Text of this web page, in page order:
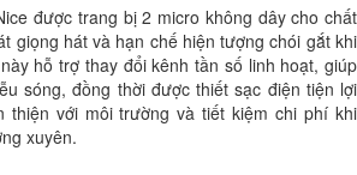
được trang bị 2 micro không dây cho chất
giọng hát và hạn chế hiện tượng chói gắt khi
hỗ trợ thay đổi kênh tần số linh hoạt, giúp
sóng, đồng thời được thiết sạc điện tiện lợi
thiện với môi trường và tiết kiệm chi phí khi
xuyên.